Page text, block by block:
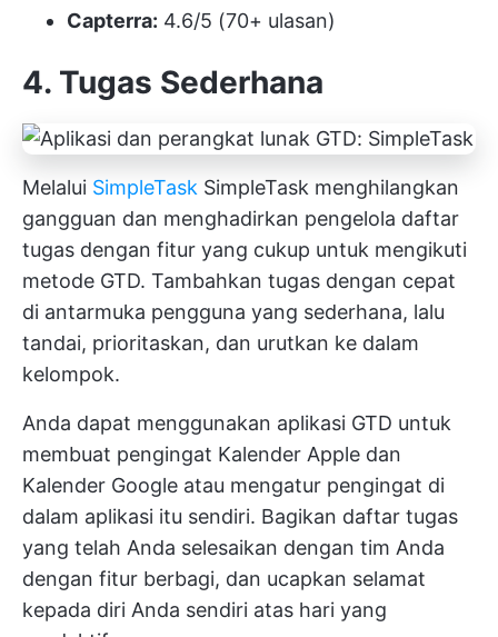
Capterra: 4.6/5 (70+ ulasan)
4. Tugas Sederhana
Melalui SimpleTask SimpleTask menghilangkan
gangguan dan menghadirkan pengelola daftar
tugas dengan fitur yang cukup untuk mengikuti
metode GTD. Tambahkan tugas dengan cepat
di antarmuka pengguna yang sederhana, lalu
tandai, prioritaskan, dan urutkan ke dalam
kelompok.
Anda dapat menggunakan aplikasi GTD untuk
membuat pengingat Kalender Apple dan
Kalender Google atau mengatur pengingat di
dalam aplikasi itu sendiri. Bagikan daftar tugas
yang telah Anda selesaikan dengan tim Anda
dengan fitur berbagi, dan ucapkan selamat
kepada diri Anda sendiri atas hari yang